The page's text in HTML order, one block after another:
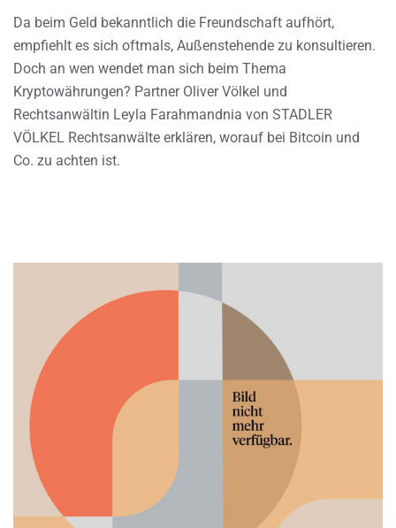
Da beim Geld bekanntlich die Freundschaft aufhört,
empfiehlt es sich oftmals, Außenstehende zu konsultieren.
Doch an wen wendet man sich beim Thema
Kryptowährungen? Partner Oliver Völkel und
Rechtsanwältin Leyla Farahmandnia von STADLER
VÖLKEL Rechtsanwälte erklären, worauf bei Bitcoin und
Co. zu achten ist.